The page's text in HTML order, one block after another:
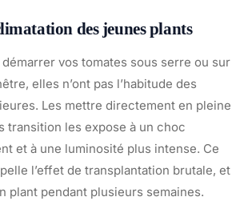
des jeunes plants
vos tomates sous serre ou sur
elles n’ont pas l’habitude des
Les mettre directement en pleine
transition les expose à un choc
et à une luminosité plus intense. Ce
l’effet de transplantation brutale, et
plant pendant plusieurs semaines.